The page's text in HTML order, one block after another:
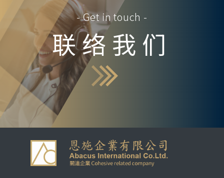
- Get in touch -
联络我们